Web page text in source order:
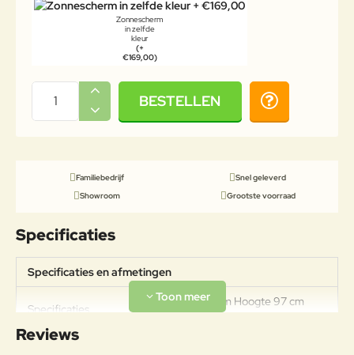
Zonnescherm
in zelfde
kleur
(+
€169,00)
BESTELLEN
Familiebedrijf
Snel geleverd
Showroom
Grootste voorraad
Specificaties
Specificaties en afmetingen
Specificaties
Breedte 148 cm Hoogte 97 cm
Lighoogte 36 cm Diepte 209 cm
Reviews